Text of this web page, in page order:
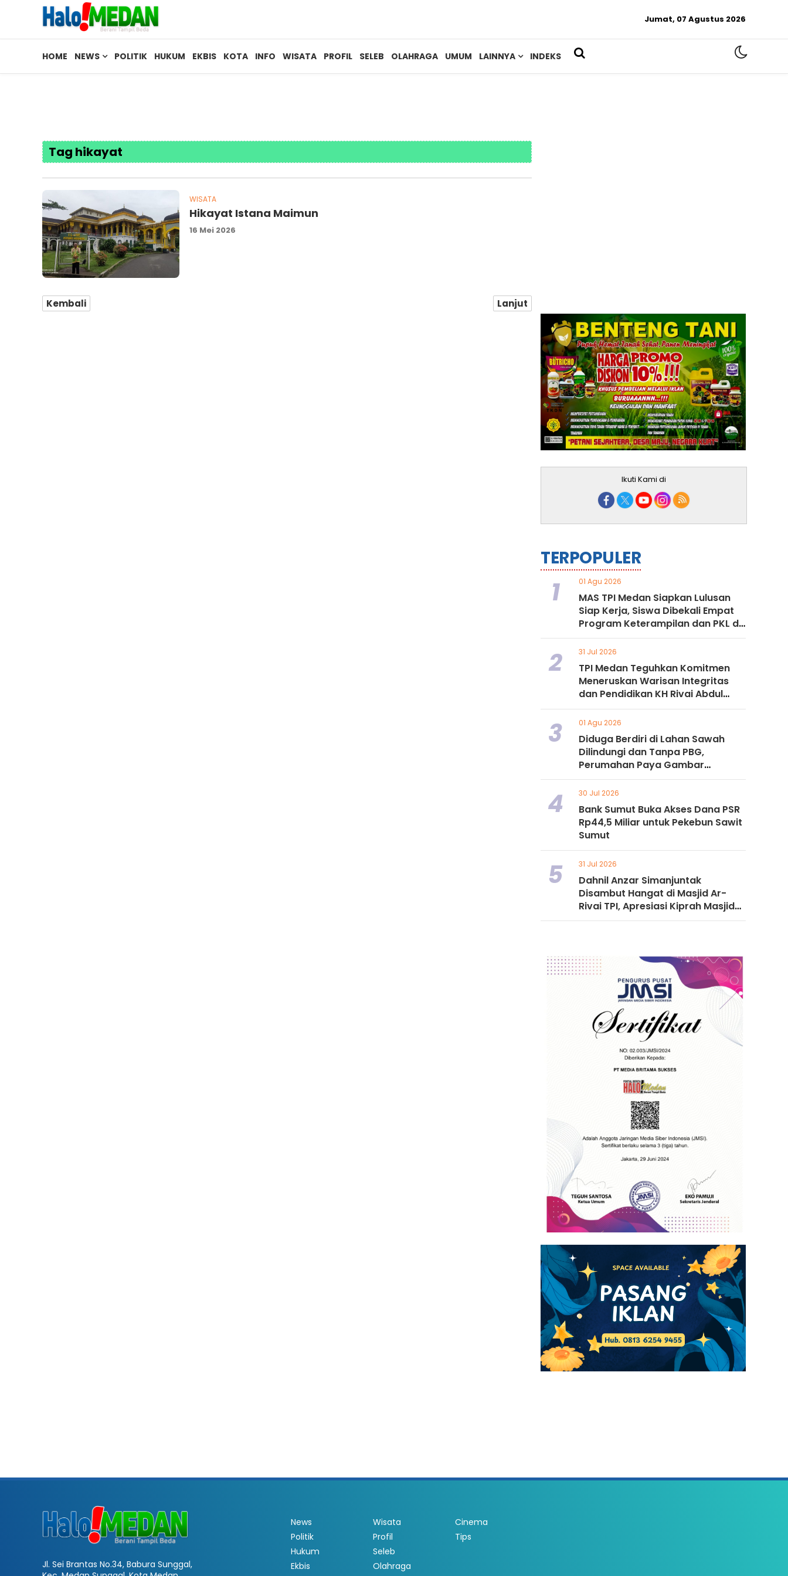
Jumat, 07 Agustus 2026
HOME NEWS POLITIK HUKUM EKBIS KOTA INFO WISATA PROFIL SELEB OLAHRAGA UMUM LAINNYA INDEKS
Tag hikayat
WISATA
Hikayat Istana Maimun
16 Mei 2026
Kembali Lanjut
Ikuti Kami di
TERPOPULER
1 01 Agu 2026
MAS TPI Medan Siapkan Lulusan
Siap Kerja, Siswa Dibekali Empat
Program Keterampilan dan PKL di
Dunia Industri
2 31 Jul 2026
TPI Medan Teguhkan Komitmen
Meneruskan Warisan Integritas
dan Pendidikan KH Rivai Abdul
Manap Nasution
3 01 Agu 2026
Diduga Berdiri di Lahan Sawah
Dilindungi dan Tanpa PBG,
Perumahan Paya Gambar
Residence Jadi Sorotan
4 30 Jul 2026
Bank Sumut Buka Akses Dana PSR
Rp44,5 Miliar untuk Pekebun Sawit
Sumut
5 31 Jul 2026
Dahnil Anzar Simanjuntak
Disambut Hangat di Masjid Ar-
Rivai TPI, Apresiasi Kiprah Masjid
Ramah Pemudik di Sumut
Jl. Sei Brantas No.34, Babura Sunggal,
News
Politik
Hukum
Ekbis
Wisata
Profil
Seleb
Olahraga
Cinema
Tips